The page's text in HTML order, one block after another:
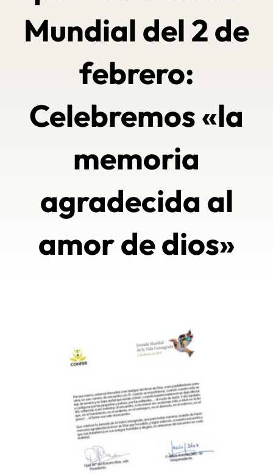
Mundial del 2 de
febrero:
Celebremos «la
memoria
agradecida al
amor de dios»